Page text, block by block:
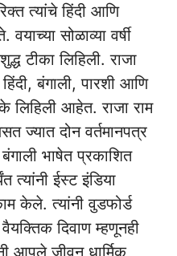
त्यांचे हिंदी आणि
सोळाव्या वर्षी
टीका लिहिली. राजा
बंगाली, पारशी आणि
लिहिली आहेत. राजा राम
ज्यात दोन वर्तमानपत्र
भाषेत प्रकाशित
ईस्ट इंडिया
केले. त्यांनी वुडफोर्ड
दिवाण म्हणूनही
आपले जीवन धार्मिक,